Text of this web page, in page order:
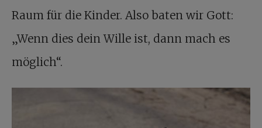
Raum für die Kinder. Also baten wir Gott:
„Wenn dies dein Wille ist, dann mach es
möglich“.